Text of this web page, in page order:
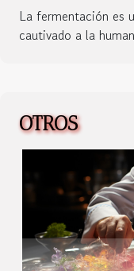
La fermentación es
cautivado a la
OTROS